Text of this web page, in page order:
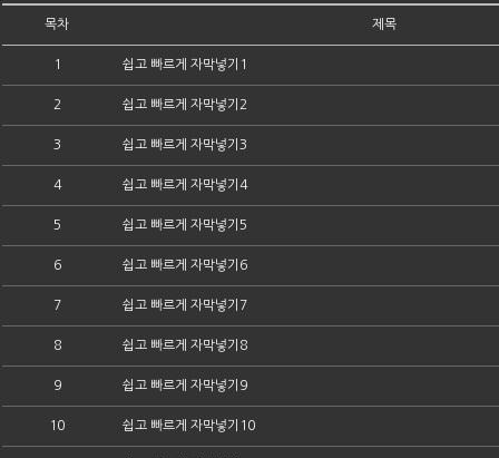
목차 제목
1 쉽고 빠르게 자막넣기1
2 쉽고 빠르게 자막넣기2
3 쉽고 빠르게 자막넣기3
4 쉽고 빠르게 자막넣기4
5 쉽고 빠르게 자막넣기5
6 쉽고 빠르게 자막넣기6
7 쉽고 빠르게 자막넣기7
8 쉽고 빠르게 자막넣기8
9 쉽고 빠르게 자막넣기9
10 쉽고 빠르게 자막넣기10